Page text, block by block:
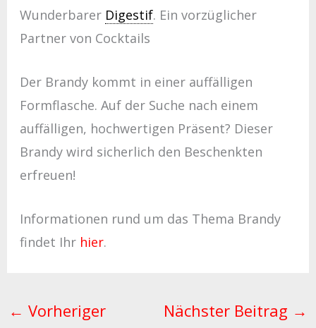
Wunderbarer Digestif. Ein vorzüglicher
Partner von Cocktails
Der Brandy kommt in einer auffälligen
Formflasche. Auf der Suche nach einem
auffälligen, hochwertigen Präsent? Dieser
Brandy wird sicherlich den Beschenkten
erfreuen!
Informationen rund um das Thema Brandy
findet Ihr hier.
← Vorheriger
Nächster Beitrag →